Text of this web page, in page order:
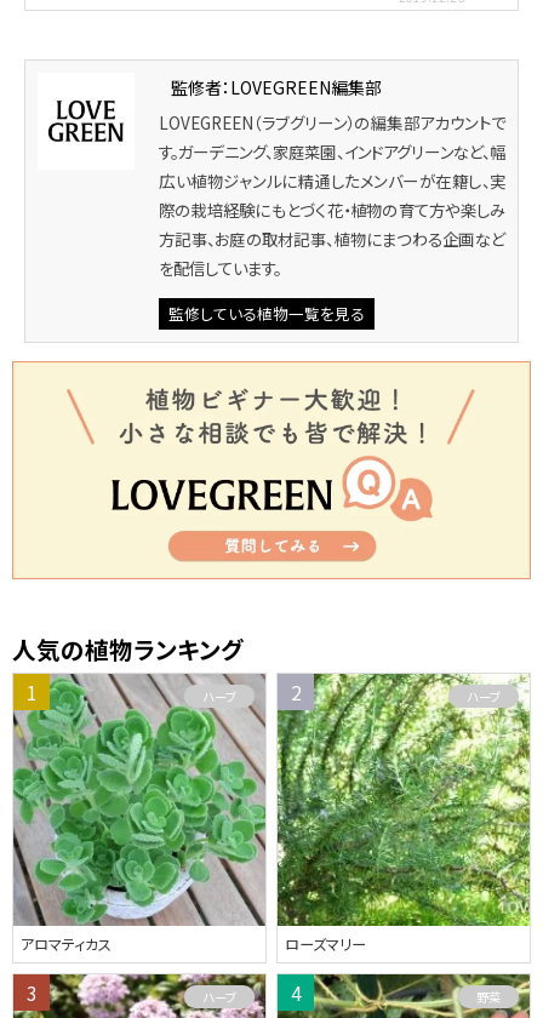
監修者：LOVEGREEN編集部
LOVEGREEN（ラブグリーン）の編集部アカウントで
す。ガーデニング、家庭菜園、インドアグリーンなど、幅
広い植物ジャンルに精通したメンバーが在籍し、実
際の栽培経験にもとづく花・植物の育て方や楽しみ
方記事、お庭の取材記事、植物にまつわる企画など
を配信しています。
監修している植物一覧を見る
人気の植物ランキング
アロマティカス
ハーブ
ローズマリー
ハーブ
ハーブ 野菜